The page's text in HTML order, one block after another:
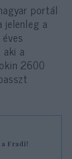
portál
a
a
2600
Fradi!